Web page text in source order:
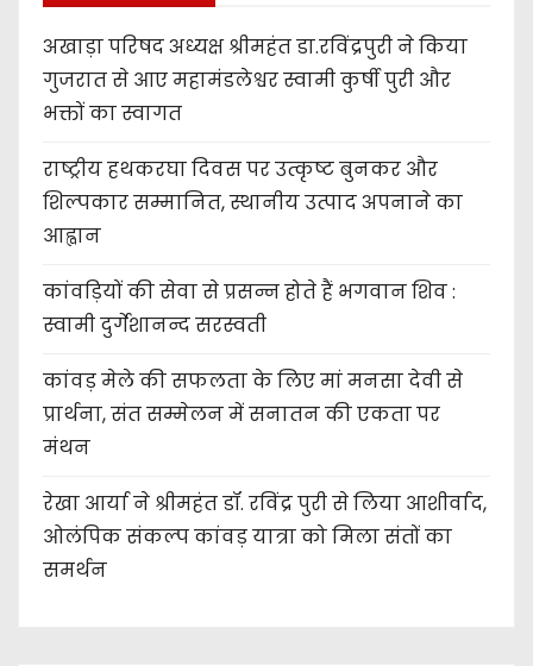
अखाड़ा परिषद अध्यक्ष श्रीमहंत डा.रविंद्रपुरी ने किया
गुजरात से आए महामंडलेश्वर स्वामी कुर्षी पुरी और
भक्तों का स्वागत
राष्ट्रीय हथकरघा दिवस पर उत्कृष्ट बुनकर और
शिल्पकार सम्मानित, स्थानीय उत्पाद अपनाने का
आह्वान
कांवड़ियों की सेवा से प्रसन्न होते हैं भगवान शिव :
स्वामी दुर्गेशानन्द सरस्वती
कांवड़ मेले की सफलता के लिए मां मनसा देवी से
प्रार्थना, संत सम्मेलन में सनातन की एकता पर
मंथन
रेखा आर्या ने श्रीमहंत डॉ. रविंद्र पुरी से लिया आशीर्वाद,
ओलंपिक संकल्प कांवड़ यात्रा को मिला संतों का
समर्थन